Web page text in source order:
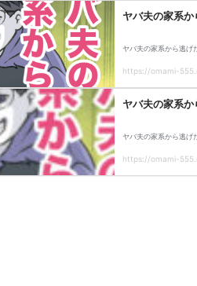
ヤバ夫の家系
ヤバ夫の家系から逃げ
https://omami-
ヤバ夫の家系
ヤバ夫の家系から逃げ
https://omami-